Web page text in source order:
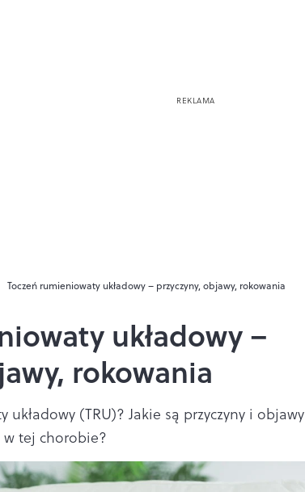
Toczeń rumieniowaty układowy – przyczyny, objawy, rokowania
układowy –
rokowania
(TRU)? Jakie są przyczyny i objawy
w tej chorobie?